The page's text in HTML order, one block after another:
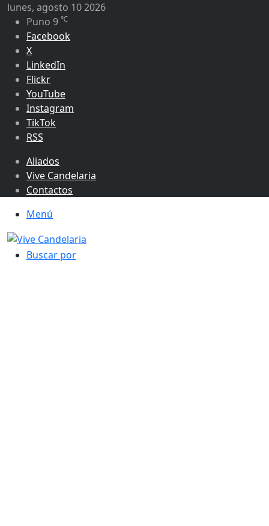
lunes, agosto 10 2026
Puno 9 ℃
Facebook
X
LinkedIn
Flickr
YouTube
Instagram
TikTok
RSS
Aliados
Vive Candelaria
Contactos
Menú
Buscar por